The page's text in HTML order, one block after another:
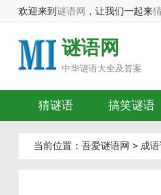
欢迎来到谜语网 ，让我们一起来
谜语网
中华谜语大全及答案
猜谜语 搞笑谜语
当前位置： 吾爱谜语网 > 成